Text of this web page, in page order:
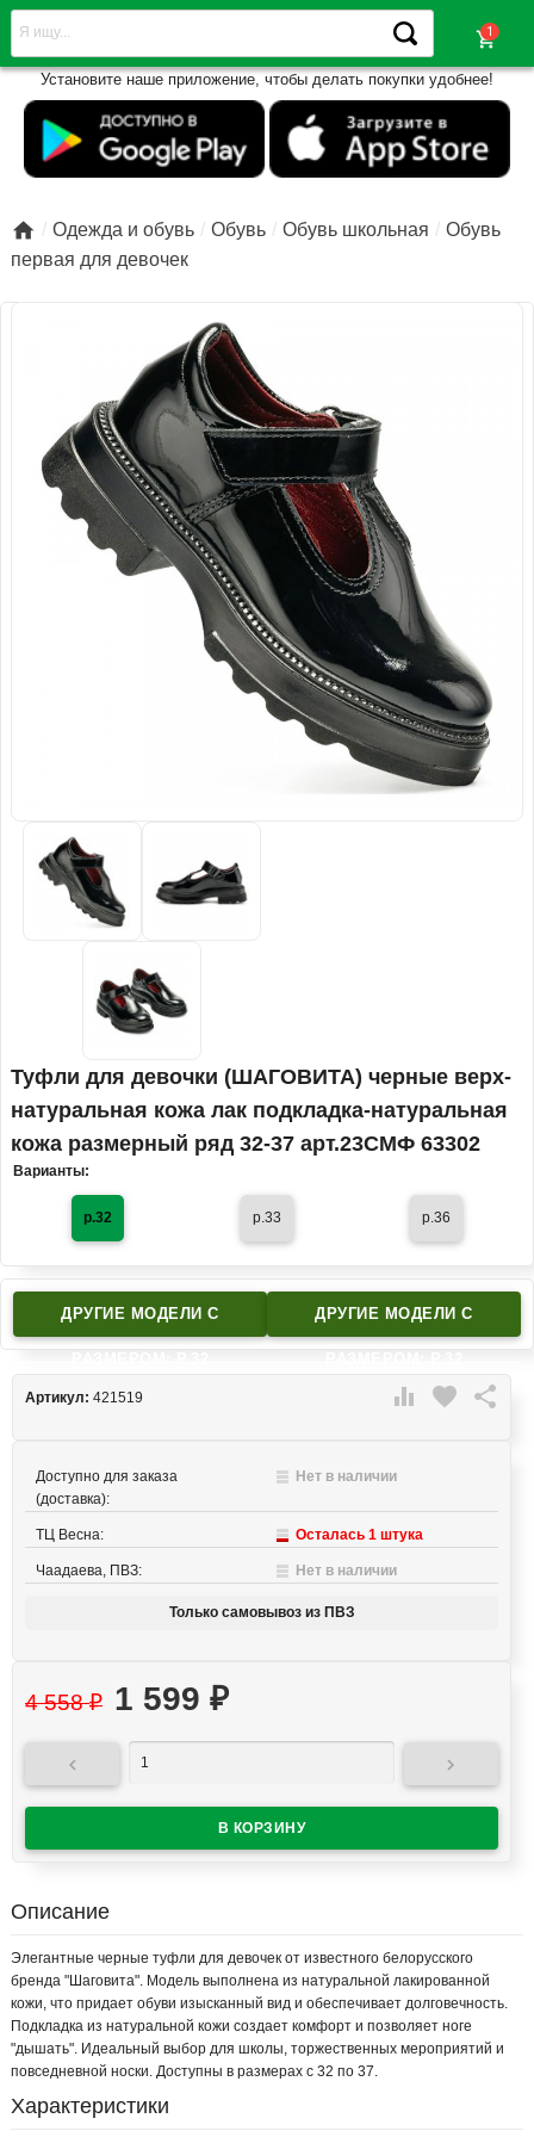
shopping_cart
Установите наше приложение, чтобы делать покупки удобнее!
 Одежда и обувь Обувь Обувь школьная
Обувь
первая для девочек
Туфли для девочки (ШАГОВИТА) черные верх-
натуральная кожа лак подкладка-натуральная
кожа размерный ряд 32-37 арт.23СМФ 63302
Варианты:
р.32 р.33 р.36
ДРУГИЕ МОДЕЛИ C ДРУГИЕ МОДЕЛИ C
 favorite 
Артикул: 421519
Доступно для заказа
(доставка):
Нет в наличии
ТЦ Весна: Осталась 1 штука
Чаадаева, ПВЗ: Нет в наличии
Только самовывоз из ПВЗ
4 558₽ 1 599 ₽
 
Описание
Элегантные черные туфли для девочек от известного белорусского
бренда "Шаговита". Модель выполнена из натуральной лакированной
кожи, что придает обуви изысканный вид и обеспечивает долговечность.
Подкладка из натуральной кожи создает комфорт и позволяет ноге
"дышать". Идеальный выбор для школы, торжественных мероприятий и
повседневной носки. Доступны в размерах с 32 по 37.
Характеристики